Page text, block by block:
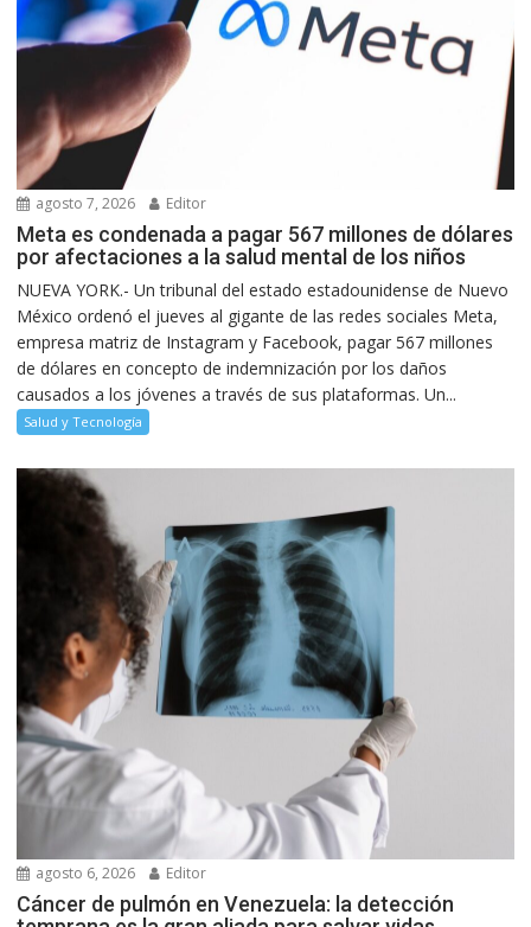
agosto 7, 2026 Editor
Meta es condenada a pagar 567 millones de dólares
por afectaciones a la salud mental de los niños
NUEVA YORK.- Un tribunal del estado estadounidense de Nuevo
México ordenó el jueves al gigante de las redes sociales Meta,
empresa matriz de Instagram y Facebook, pagar 567 millones
de dólares en concepto de indemnización por los daños
causados a los jóvenes a través de sus plataformas. Un...
Salud y Tecnología
agosto 6, 2026 Editor
Cáncer de pulmón en Venezuela: la detección